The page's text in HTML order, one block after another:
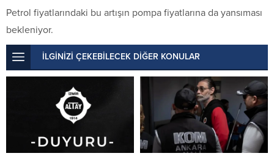
Petrol fiyatlarındaki bu artışın pompa fiyatlarına da yansıması
bekleniyor.
İLGİNİZİ ÇEKEBİLECEK DİĞER KONULAR